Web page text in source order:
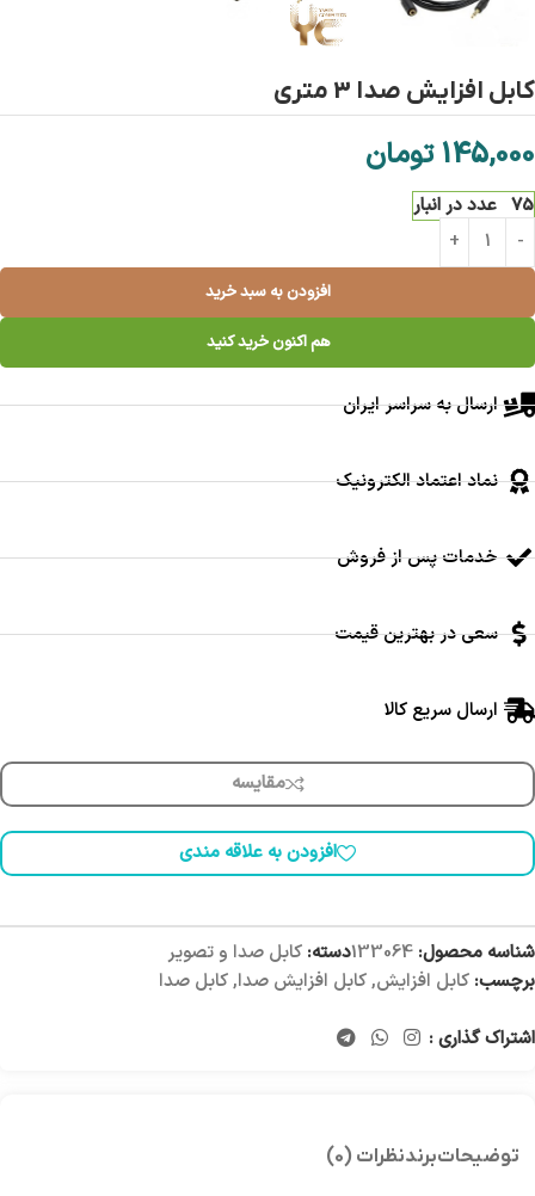
کابل افزایش صدا 3 متری
145,000 تومان
75 عدد در انبار
افزودن به سبد خرید
هم اکنون خرید کنید
ارسال به سراسر ایران
نماد اعتماد الکترونیک
خدمات پس از فروش
سعی در بهترین قیمت
ارسال سریع کالا
مقایسه
افزودن به علاقه مندی
شناسه محصول: 133064دسته: کابل صدا و تصویر
برچسب: کابل افزایش,کابل افزایش صدا,کابل صدا
اشتراک گذاری :
توضیحاتبرندنظرات (0)